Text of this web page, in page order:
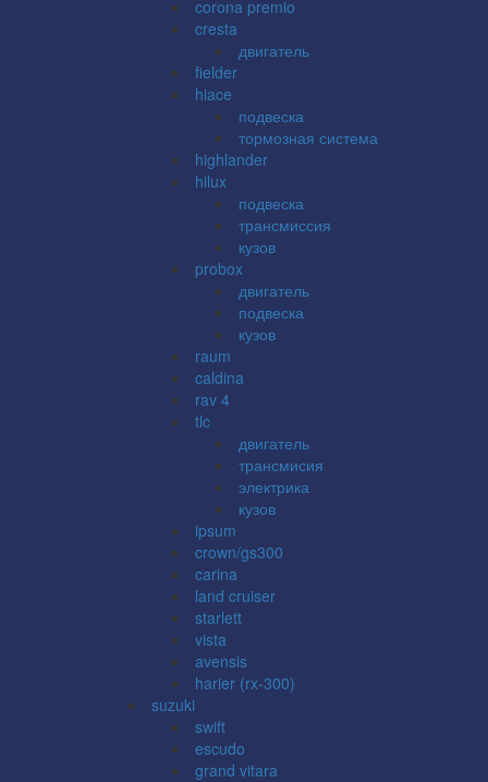
corona premio
cresta
двигатель
fielder
hiace
подвеска
тормозная система
highlander
hilux
подвеска
трансмиссия
кузов
probox
двигатель
подвеска
кузов
raum
caldina
rav 4
tlc
двигатель
трансмисия
электрика
кузов
ipsum
crown/gs300
carina
land cruiser
starlett
vista
avensis
harier (rx-300)
suzuki
swift
escudo
grand vitara